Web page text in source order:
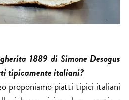
1889 di Simone Desogus
tipicamente italiani?
proponiamo piatti tipici italiani